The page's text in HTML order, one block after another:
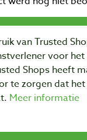
van Trusted
voor
Shops heeft
te zorgen dat
Meer informatie